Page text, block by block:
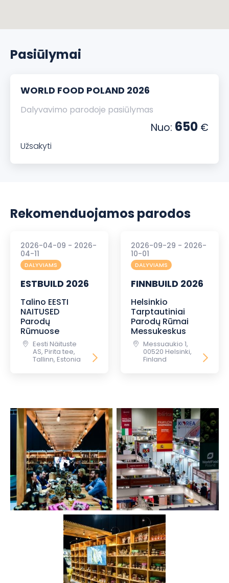
Pasiūlymai
WORLD FOOD POLAND 2026
Dalyvavimo parodoje pasiūlymas
Nuo: 650 €
Užsakyti
Rekomenduojamos parodos
2026-04-09 - 2026-
04-11
DALYVIAMS
ESTBUILD 2026
Talino EESTI
NAITUSED
Parodų
Rūmuose
Eesti Näituste
AS, Pirita tee,
Tallinn, Estonia
2026-09-29 - 2026-
10-01
DALYVIAMS
FINNBUILD 2026
Helsinkio
Tarptautiniai
Parodų Rūmai
Messukeskus
Messuaukio 1,
00520 Helsinki,
Finland